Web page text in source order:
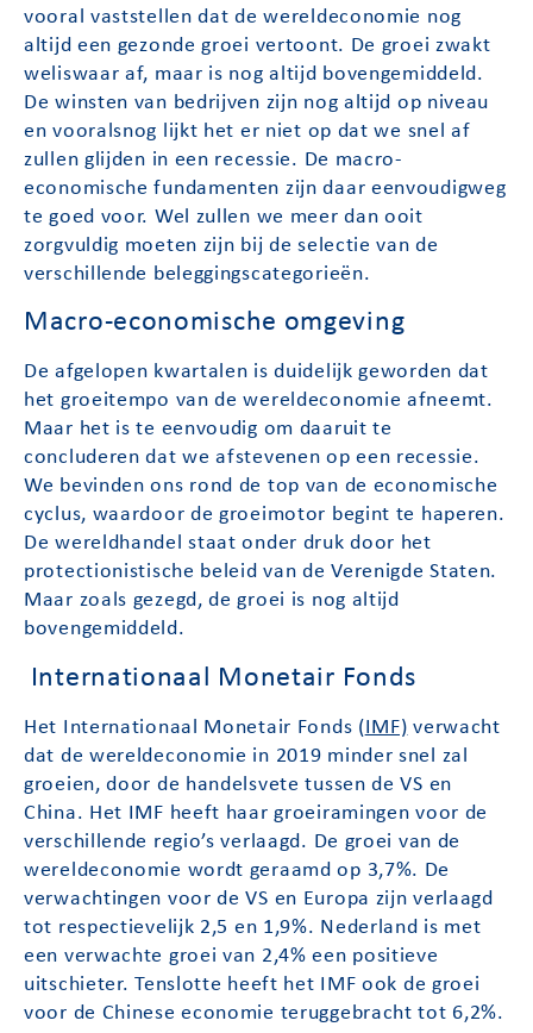
vooral vaststellen dat de wereldeconomie nog
altijd een gezonde groei vertoont. De groei zwakt
weliswaar af, maar is nog altijd bovengemiddeld.
De winsten van bedrijven zijn nog altijd op niveau
en vooralsnog lijkt het er niet op dat we snel af
zullen glijden in een recessie. De macro-
economische fundamenten zijn daar eenvoudigweg
te goed voor. Wel zullen we meer dan ooit
zorgvuldig moeten zijn bij de selectie van de
verschillende beleggingscategorieën.
Macro-economische omgeving
De afgelopen kwartalen is duidelijk geworden dat
het groeitempo van de wereldeconomie afneemt.
Maar het is te eenvoudig om daaruit te
concluderen dat we afstevenen op een recessie.
We bevinden ons rond de top van de economische
cyclus, waardoor de groeimotor begint te haperen.
De wereldhandel staat onder druk door het
protectionistische beleid van de Verenigde Staten.
Maar zoals gezegd, de groei is nog altijd
bovengemiddeld.
Internationaal Monetair Fonds
Het Internationaal Monetair Fonds ( IMF) verwacht
dat de wereldeconomie in 2019 minder snel zal
groeien, door de handelsvete tussen de VS en
China. Het IMF heeft haar groeiramingen voor de
verschillende regio’s verlaagd. De groei van de
wereldeconomie wordt geraamd op 3,7%. De
verwachtingen voor de VS en Europa zijn verlaagd
tot respectievelijk 2,5 en 1,9%. Nederland is met
een verwachte groei van 2,4% een positieve
uitschieter. Tenslotte heeft het IMF ook de groei
voor de Chinese economie teruggebracht tot 6,2%.